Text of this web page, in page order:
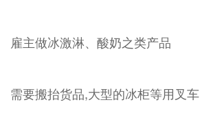
雇主做冰激淋、酸奶之类产品
需要搬抬货品,大型的冰柜等用叉车